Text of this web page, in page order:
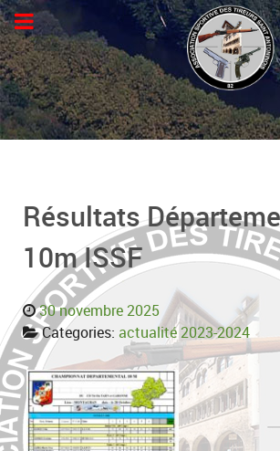
Résultats
10m ISSF
30 novembre 2025
Categories: actualité 2023-2024